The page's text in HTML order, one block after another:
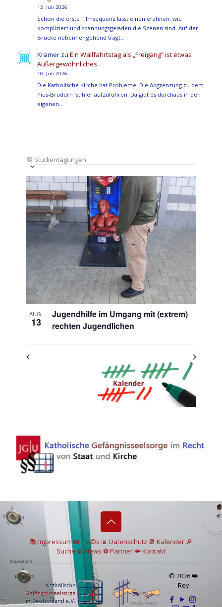
12. Juli 2026
Schon die erste Filmsequenz lässt einen erahnen, wie
kompliziert und spannungsgeladen die Szenen sind. Auf der
Brücke nebenher gehend trägt…
Kramer zuEin Wallfahrtstag als „Freigang“ ist etwas
Außergewöhnliches
10. Juli 2026
Die Katholische Kirche hat Probleme. Die Abgrenzung zu dem
Pius-Brüdern ist hier aufzuführen. Da gibt es durchaus in den
eigenen…
📆 Studientagungen
Ansichten-
Navigation
Veranstaltung
Ansichten-
Navigation
Datum
auswählen.
List
of
Veranstaltungen
in
Photo
View
AUG.
13
Jugendhilfe im Umgang mit (extrem)
rechten Jugendlichen
📚 Impressum📸Fot©s 📊 Datenschutz 📆 Kalender 🔎
Suche 📘 News ⚽Partner📯Kontakt
© 2026 👑
Rey